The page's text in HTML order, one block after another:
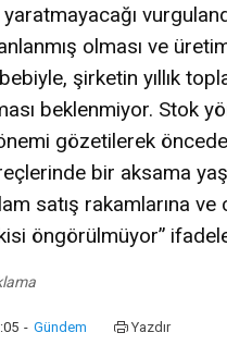
olması ve
şirketin yıllık
beklenmiyor. Stok
gözetilerek
bir aksama
satış rakamlarına
öngörülmüyor”
- Gündem
Yazdır